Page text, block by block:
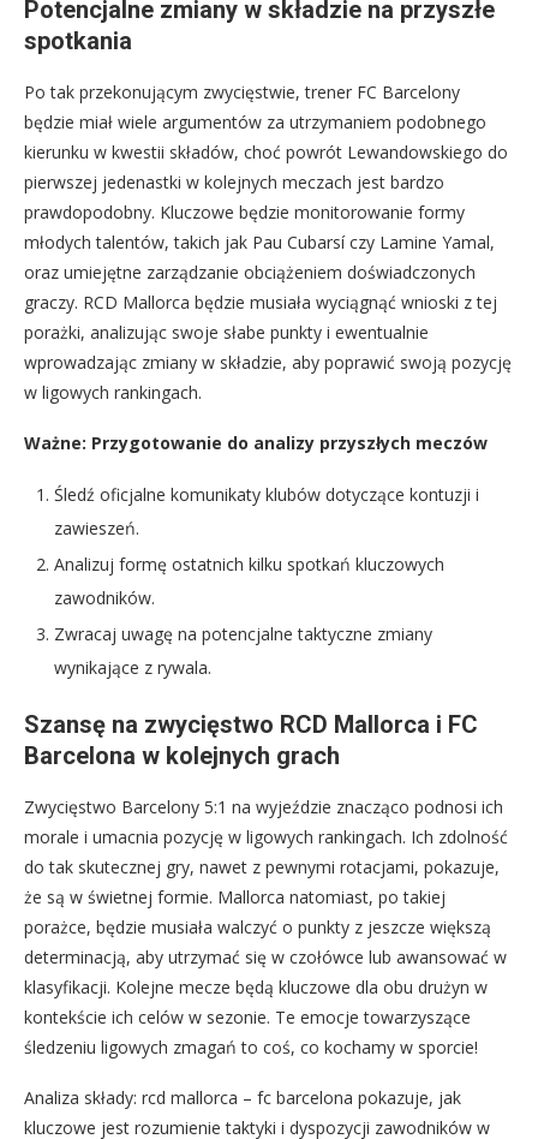
Potencjalne zmiany w składzie na przyszłe
spotkania
Po tak przekonującym zwycięstwie, trener FC Barcelony
będzie miał wiele argumentów za utrzymaniem podobnego
kierunku w kwestii składów, choć powrót Lewandowskiego do
pierwszej jedenastki w kolejnych meczach jest bardzo
prawdopodobny. Kluczowe będzie monitorowanie formy
młodych talentów, takich jak Pau Cubarsí czy Lamine Yamal,
oraz umiejętne zarządzanie obciążeniem doświadczonych
graczy. RCD Mallorca będzie musiała wyciągnąć wnioski z tej
porażki, analizując swoje słabe punkty i ewentualnie
wprowadzając zmiany w składzie, aby poprawić swoją pozycję
w ligowych rankingach.
Ważne: Przygotowanie do analizy przyszłych meczów
Śledź oficjalne komunikaty klubów dotyczące kontuzji i
zawieszeń.
Analizuj formę ostatnich kilku spotkań kluczowych
zawodników.
Zwracaj uwagę na potencjalne taktyczne zmiany
wynikające z rywala.
Szansę na zwycięstwo RCD Mallorca i FC
Barcelona w kolejnych grach
Zwycięstwo Barcelony 5:1 na wyjeździe znacząco podnosi ich
morale i umacnia pozycję w ligowych rankingach. Ich zdolność
do tak skutecznej gry, nawet z pewnymi rotacjami, pokazuje,
że są w świetnej formie. Mallorca natomiast, po takiej
porażce, będzie musiała walczyć o punkty z jeszcze większą
determinacją, aby utrzymać się w czołówce lub awansować w
klasyfikacji. Kolejne mecze będą kluczowe dla obu drużyn w
kontekście ich celów w sezonie. Te emocje towarzyszące
śledzeniu ligowych zmagań to coś, co kochamy w sporcie!
Analiza składy: rcd mallorca – fc barcelona pokazuje, jak
kluczowe jest rozumienie taktyki i dyspozycji zawodników w